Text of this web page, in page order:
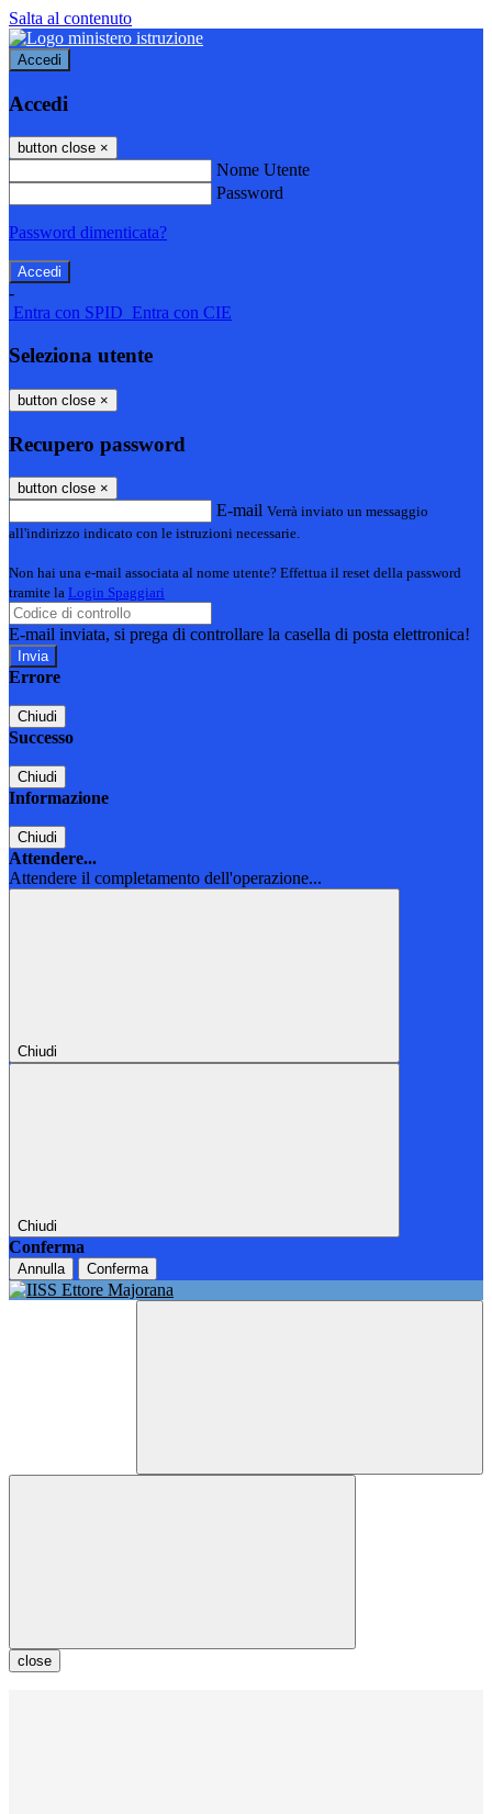
Salta al contenuto
Accedi
Accedi
button close ×
Nome Utente
Password
Password dimenticata?
-
Entra con SPID Entra con CIE
Seleziona utente
button close ×
Recupero password
button close ×
E-mail Verrà inviato un messaggio
all'indirizzo indicato con le istruzioni necessarie.
Non hai una e-mail associata al nome utente? Effettua il reset della password
tramite la Login Spaggiari
E-mail inviata, si prega di controllare la casella di posta elettronica!
Errore
Chiudi
Successo
Chiudi
Informazione
Chiudi
Attendere...
Attendere il completamento dell'operazione...
Chiudi
Chiudi
Conferma
Annulla Conferma
close